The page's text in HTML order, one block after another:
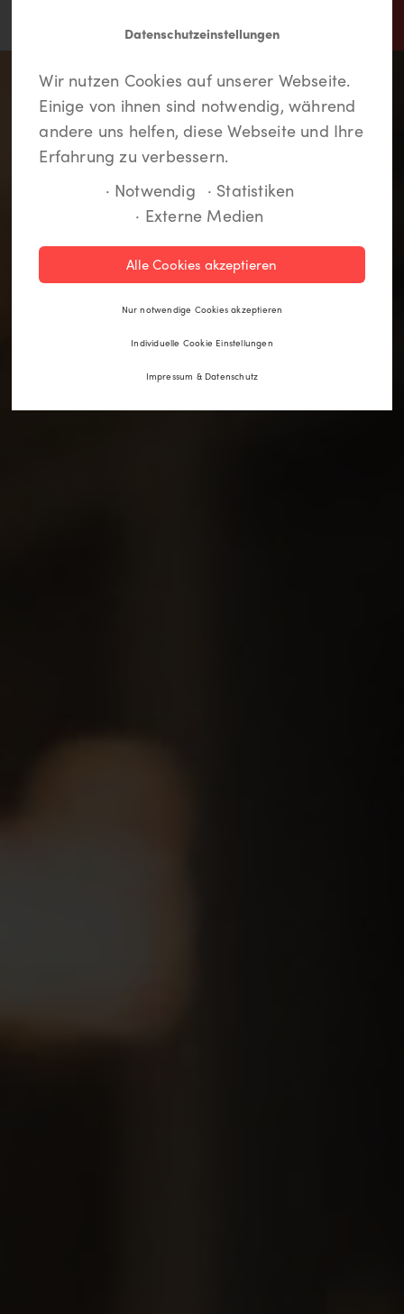
In Lippstadt findet jeder
etwas.
Deine Lieblingsorte zu speichern und eine
Route anzulegen. Wenn Du noch kein Login
hast, kannst Du Dich hier kostenlos anmelden.
Registrieren
Datenschutzeinstellungen
Wir nutzen Cookies auf unserer Webseite.
Einige von ihnen sind notwendig, während
andere uns helfen, diese Webseite und Ihre
Erfahrung zu verbessern.
· Notwendig · Statistiken
· Externe Medien
Alle Cookies akzeptieren
Nur notwendige Cookies akzeptieren
Individuelle Cookie Einstellungen
Impressum & Datenschutz